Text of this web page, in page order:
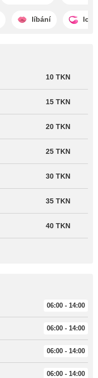
líbání
10 TKN
15 TKN
20 TKN
25 TKN
30 TKN
35 TKN
40 TKN
06:00 - 14:00
06:00 - 14:00
06:00 - 14:00
06:00 - 14:00